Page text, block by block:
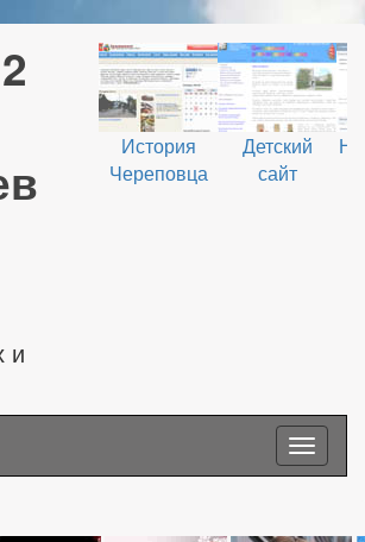
и
История
Череповца
Детский
сайт
Toggle